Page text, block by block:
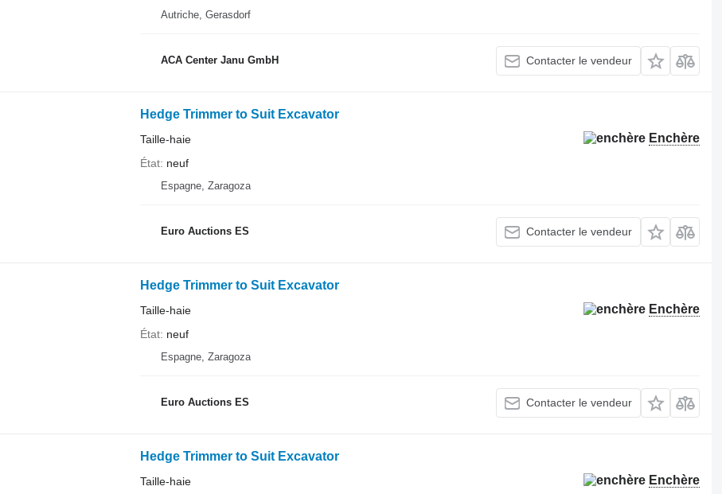
Autriche, Gerasdorf
ACA Center Janu GmbH Contacter le vendeur
Hedge Trimmer to Suit Excavator
Enchère
Taille-haie
État neuf
Espagne, Zaragoza
Euro Auctions ES Contacter le vendeur
Hedge Trimmer to Suit Excavator
Enchère
Taille-haie
État neuf
Espagne, Zaragoza
Euro Auctions ES Contacter le vendeur
Hedge Trimmer to Suit Excavator
Enchère
Taille-haie